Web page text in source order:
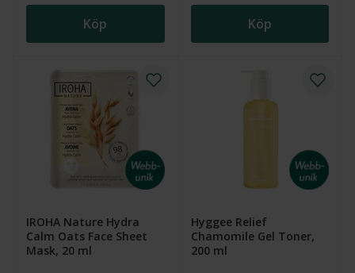
Köp Köp
IROHA Nature Hydra
Calm Oats Face Sheet
Mask, 20 ml
Hyggee Relief
Chamomile Gel Toner,
200 ml